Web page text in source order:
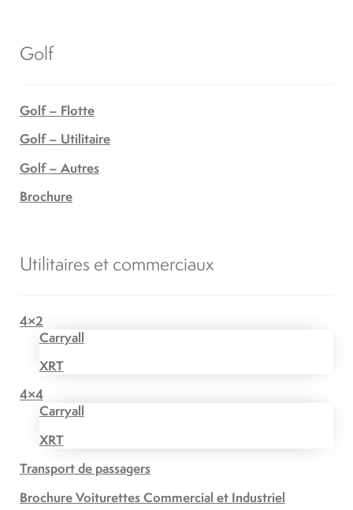
Golf
Golf – Flotte
Golf – Utilitaire
Golf – Autres
Brochure
Utilitaires et commerciaux
4×2
Carryall
XRT
4×4
Carryall
XRT
Transport de passagers
Brochure Voiturettes Commercial et Industriel